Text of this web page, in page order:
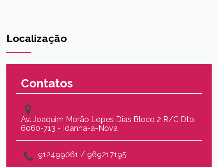
Localização
Contatos
Av. Joaquim Morão Lopes Dias Bloco 2 R/C Dto.
6060-713 - Idanha-a-Nova
912499061 / 969217195